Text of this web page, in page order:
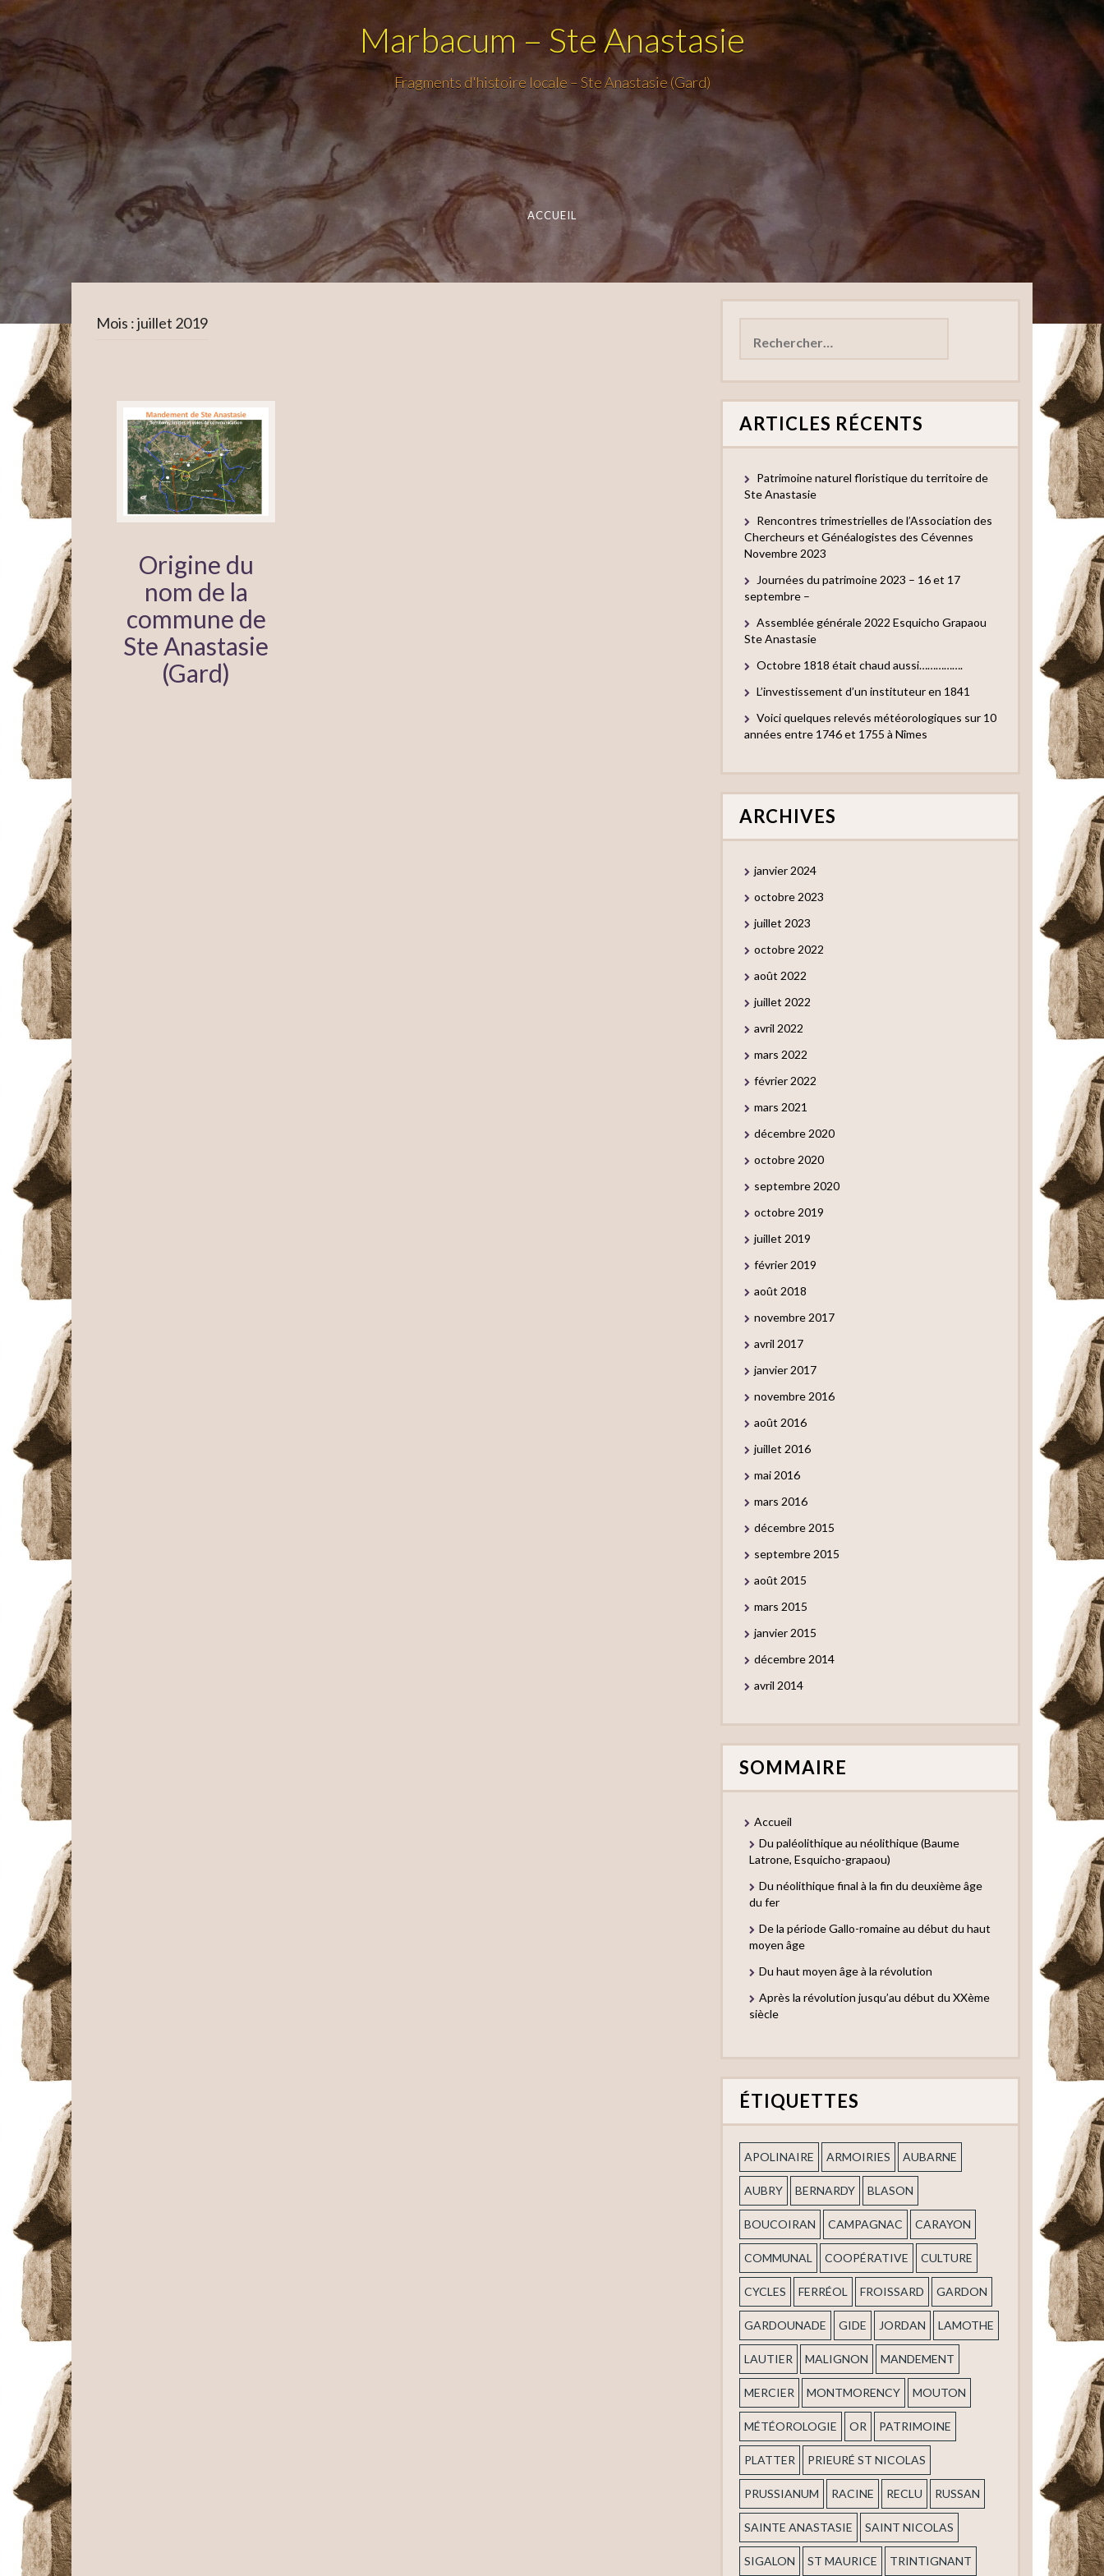
Marbacum – Ste Anastasie
Fragments d'histoire locale – Ste Anastasie (Gard)
ACCUEIL
Mois :juillet 2019
Origine du
nom de la
commune de
Ste Anastasie
(Gard)
ARTICLES RÉCENTS
Patrimoine naturel floristique du territoire de
Ste Anastasie
Rencontres trimestrielles de l’Association des
Chercheurs et Généalogistes des Cévennes
Novembre 2023
Journées du patrimoine 2023 – 16 et 17
septembre –
Assemblée générale 2022 Esquicho Grapaou
Ste Anastasie
Octobre 1818 était chaud aussi…………….
L’investissement d’un instituteur en 1841
Voici quelques relevés météorologiques sur 10
années entre 1746 et 1755 à Nîmes
ARCHIVES
janvier 2024
octobre 2023
juillet 2023
octobre 2022
août 2022
juillet 2022
avril 2022
mars 2022
février 2022
mars 2021
décembre 2020
octobre 2020
septembre 2020
octobre 2019
juillet 2019
février 2019
août 2018
novembre 2017
avril 2017
janvier 2017
novembre 2016
août 2016
juillet 2016
mai 2016
mars 2016
décembre 2015
septembre 2015
août 2015
mars 2015
janvier 2015
décembre 2014
avril 2014
SOMMAIRE
Accueil
Du paléolithique au néolithique (Baume
Latrone, Esquicho-grapaou)
Du néolithique final à la fin du deuxième âge
du fer
De la période Gallo-romaine au début du haut
moyen âge
Du haut moyen âge à la révolution
Après la révolution jusqu’au début du XXème
siècle
ÉTIQUETTES
APOLINAIRE ARMOIRIES AUBARNE
AUBRY BERNARDY BLASON
BOUCOIRAN CAMPAGNAC CARAYON
COMMUNAL COOPÉRATIVE CULTURE
CYCLES FERRÉOL FROISSARD GARDON
GARDOUNADE GIDE JORDAN LAMOTHE
LAUTIER MALIGNON MANDEMENT
MERCIER MONTMORENCY MOUTON
MÉTÉOROLOGIE OR PATRIMOINE
PLATTER PRIEURÉ ST NICOLAS
PRUSSIANUM RACINE RECLU RUSSAN
SAINTE ANASTASIE SAINT NICOLAS
SIGALON ST MAURICE TRINTIGNANT